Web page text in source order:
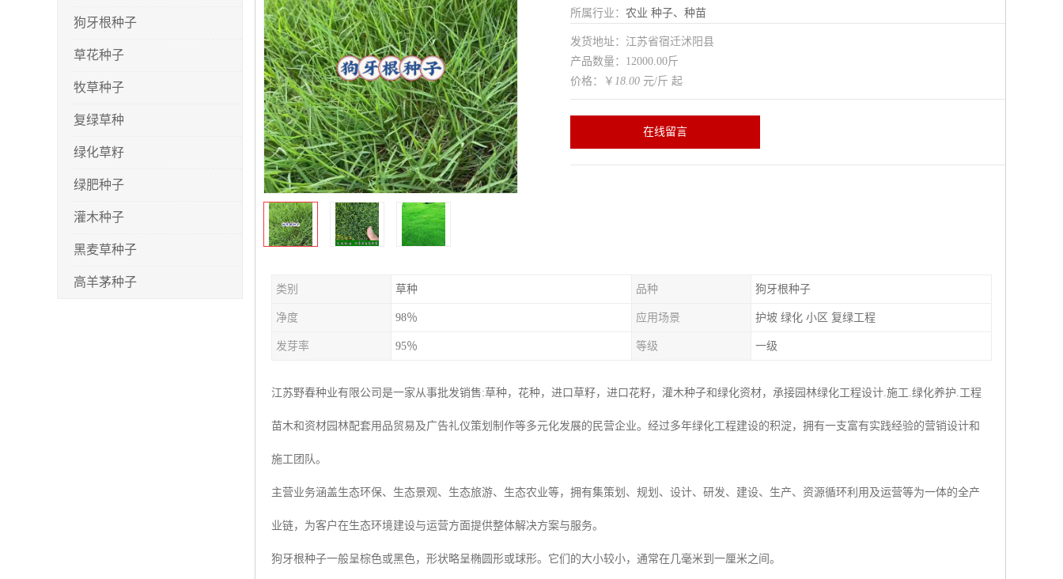
狗牙根种子
草花种子
牧草种子
复绿草种
绿化草籽
绿肥种子
灌木种子
黑麦草种子
高羊茅种子
所属行业： 农业 种子、种苗
发货地址：江苏省宿迁沭阳县
产品数量：12000.00斤
价格：￥ 18.00 元/斤 起
在线留言
类别 草种 品种 狗牙根种子
净度 98％ 应用场景 护坡 绿化 小区 复绿工程
发芽率 95％ 等级 一级
江苏野春种业有限公司是一家从事批发销售:草种，花种，进口草籽，进口花籽，灌木种子和绿化资材，承接园林绿化工程设计.施工.绿化养护.工程
苗木和资材园林配套用品贸易及广告礼仪策划制作等多元化发展的民营企业。经过多年绿化工程建设的积淀，拥有一支富有实践经验的营销设计和
施工团队。
主营业务涵盖生态环保、生态景观、生态旅游、生态农业等，拥有集策划、规划、设计、研发、建设、生产、资源循环利用及运营等为一体的全产
业链，为客户在生态环境建设与运营方面提供整体解决方案与服务。
狗牙根种子一般呈棕色或黑色，形状略呈椭圆形或球形。它们的大小较小，通常在几毫米到一厘米之间。